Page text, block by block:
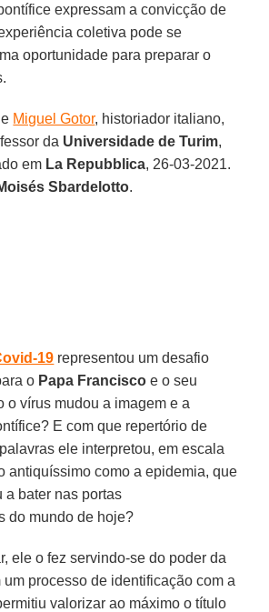
expressam a convicção de
coletiva pode se
oportunidade para preparar o
Miguel Gotor, historiador italiano,
da Universidade de Turim,
em La Repubblica, 26-03-2021.
Sbardelotto.
19 representou um desafio
o Papa Francisco e o seu
o vírus mudou a imagem e a
E com que repertório de
ele interpretou, em escala
antiquíssimo como a epidemia, que
a bater nas portas
do mundo de hoje?
ele o fez servindo-se do poder da
processo de identificação com a
valorizar ao máximo o título